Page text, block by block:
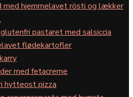
med hjemmelavet rösti og lækker
pastaret med salsiccia
flødekartofler
med fetacreme
hytteost pizza